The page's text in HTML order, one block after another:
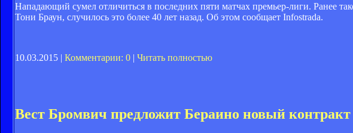
Нападающий сумел отличиться в последних пяти матчах премьер-лиги. Ранее
Тони Браун, случилось это более 40 лет назад. Об этом сообщает Infostrada.
10.03.2015 | Комментарии: 0 | Читать полностью
Вест Бромвич предложит Бераино новый контракт